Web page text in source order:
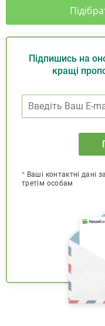
Підпишись на
кращі
* Ваші контактні дані
третім особам